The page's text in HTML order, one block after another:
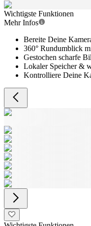
Wichtigste Funktionen
Mehr Infos
Bereite Deine
360° Rundumblick
Gestochen scharfe
Lokaler Speicher &
Kontrolliere Deine